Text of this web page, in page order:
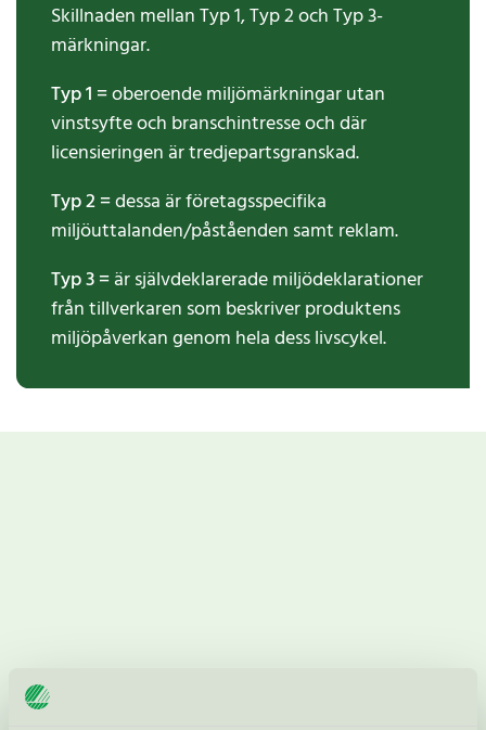
Skillnaden mellan Typ 1, Typ 2 och Typ 3-
märkningar.
Typ 1 =oberoende miljömärkningar utan
vinstsyfte och branschintresse och där
licensieringen är tredjepartsgranskad.
Typ 2 =dessa är företagsspecifika
miljöuttalanden/påståenden samt reklam.
Typ 3 =är självdeklarerade miljödeklarationer
från tillverkaren som beskriver produktens
miljöpåverkan genom hela dess livscykel.